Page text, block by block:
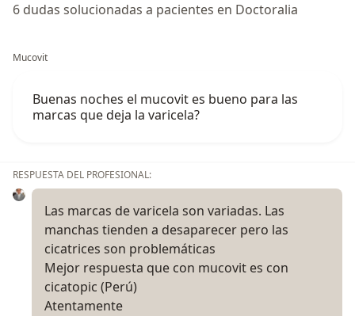
6 dudas solucionadas a pacientes en Doctoralia
Mucovit
Buenas noches el mucovit es bueno para las
marcas que deja la varicela?
RESPUESTA DEL PROFESIONAL:
Las marcas de varicela son variadas. Las
manchas tienden a desaparecer pero las
cicatrices son problemáticas
Mejor respuesta que con mucovit es con
cicatopic (Perú)
Atentamente